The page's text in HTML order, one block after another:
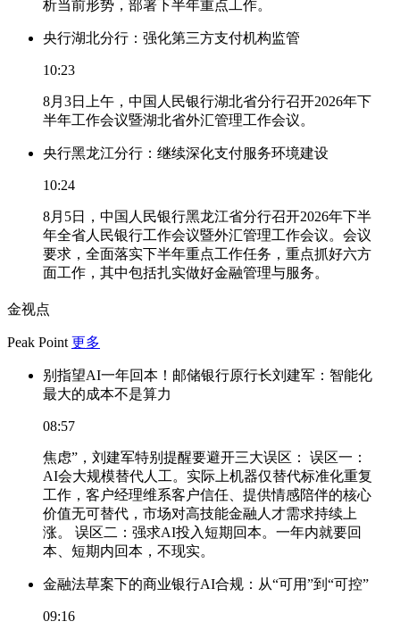
析当前形势，部署下半年重点工作。
央行湖北分行：强化第三方支付机构监管
10:23
8月3日上午，中国人民银行湖北省分行召开2026年下
半年工作会议暨湖北省外汇管理工作会议。
央行黑龙江分行：继续深化支付服务环境建设
10:24
8月5日，中国人民银行黑龙江省分行召开2026年下半
年全省人民银行工作会议暨外汇管理工作会议。会议
要求，全面落实下半年重点工作任务，重点抓好六方
面工作，其中包括扎实做好金融管理与服务。
金视点
Peak Point 更多
别指望AI一年回本！邮储银行原行长刘建军：智能化
最大的成本不是算力
08:57
焦虑”，刘建军特别提醒要避开三大误区： 误区一：
AI会大规模替代人工。实际上机器仅替代标准化重复
工作，客户经理维系客户信任、提供情感陪伴的核心
价值无可替代，市场对高技能金融人才需求持续上
涨。 误区二：强求AI投入短期回本。一年内就要回
本、短期内回本，不现实。
金融法草案下的商业银行AI合规：从“可用”到“可控”
09:16